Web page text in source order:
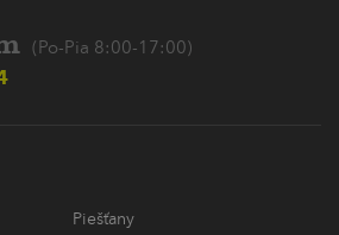
(Po-Pia 8:00-17:00)
Piešťany